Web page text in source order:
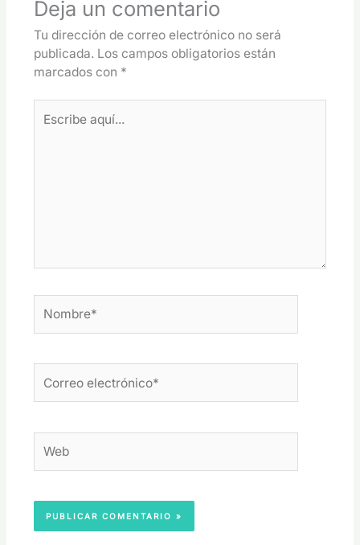
Deja un comentario
Tu dirección de correo electrónico no será
publicada. Los campos obligatorios están
marcados con *
aquí...
electrónico*